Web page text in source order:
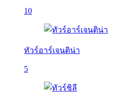
10
ทัวร์อาร์เจนติน่า
5